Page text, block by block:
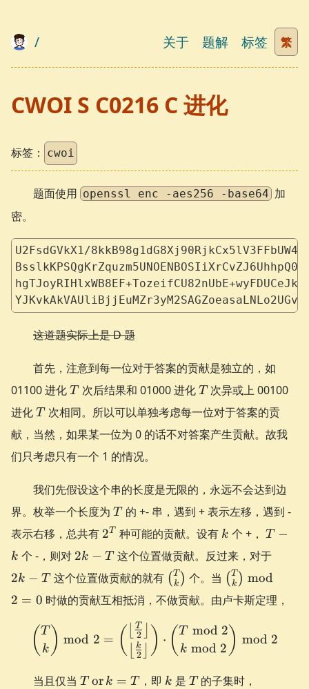
/ 关于 题解 标签 繁
CWOI S C0216 C 进化
标签： cwoi
题面使用 openssl enc -aes256 -base64 加
密。
U2FsdGVkX1/
这道题实际上是 D 题
首先，注意到每一位对于答案的贡献是独立的，如
01100 进化T
T 次后结果和 01000 进化T
T 次异或上 00100
进化T
T 次相同。所以可以单独考虑每一位对于答案的贡
献，当然，如果某一位为 0 的话不对答案产生贡献。故我
们只考虑只有一个 1 的情况。
我们先假设这个串的长度是无限的，永远不会达到边
界。枚举一个长度为 T
T 的 +- 串，遇到 + 表示左移，遇到 -
表示右移，总共有 2^T
2T 种可能的贡献。设有 k
k 个 +， T-
T −
k 个 -，则对 2k
T
2k − T 这个位置做贡献。反过来，对于2k
T
2k − T这个位置做贡献的就有 \binom{T}
{k}
( k
T ) 个。当 \binom{T}
{k} \bmod
2 = 0
( k
T ) mod
2 = 0 时做的贡献互相抵消，不做贡献。由卢卡斯定理，
\binom{T}{k}\bmod 2
(k
T ) mod 2 = ( 2
k
⌊ 2
T ) ⋅ (k mod 2
T mod 2 ) mod 2
当且仅当 T
T or k = T ，即 k
k 是 T
T 的子集时，